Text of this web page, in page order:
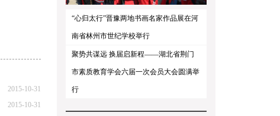
2015-10-31
2015-10-31
“心归太行”晋豫两地书画名家作品展在河
南省林州市世纪学校举行
聚势共谋远 换届启新程——湖北省荆门
市素质教育学会六届一次会员大会圆满举
行